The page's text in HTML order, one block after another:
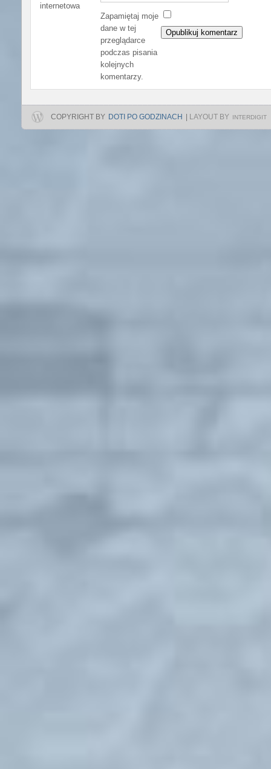
internetowa
Zapamiętaj moje
dane w tej
przeglądarce
podczas pisania
kolejnych
komentarzy.
COPYRIGHT BY DOTI PO GODZINACH LAYOUT BY INTERDIGIT